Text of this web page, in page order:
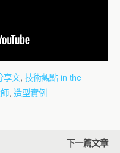
享文, 技術觀點 in the
, 造型實例
下一篇文章